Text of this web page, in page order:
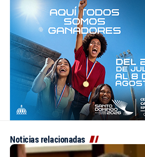
Noticias relacionadas